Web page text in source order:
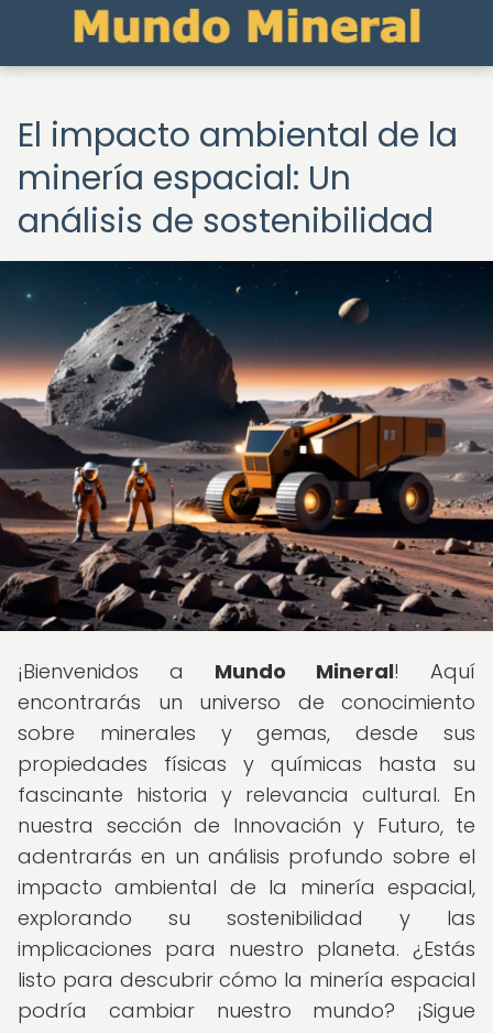
El impacto ambiental de la
minería espacial: Un
análisis de sostenibilidad
¡Bienvenidos a Mundo Mineral! Aquí
encontrarás un universo de conocimiento
sobre minerales y gemas, desde sus
propiedades físicas y químicas hasta su
fascinante historia y relevancia cultural. En
nuestra sección de Innovación y Futuro, te
adentrarás en un análisis profundo sobre el
impacto ambiental de la minería espacial,
explorando su sostenibilidad y las
implicaciones para nuestro planeta. ¿Estás
listo para descubrir cómo la minería espacial
podría cambiar nuestro mundo? ¡Sigue